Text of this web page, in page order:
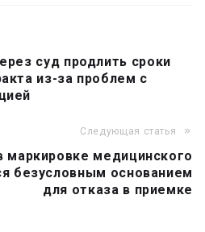
суд продлить сроки
из-за проблем с
Следующая статья
маркировке медицинского
безусловным основанием
для отказа в приемке